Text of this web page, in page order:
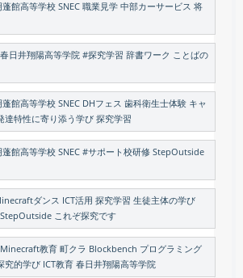
館高等学校 SNEC 職業見学 中部カーサービス 将
日井翔陽高等学院 #探究学習 辞書ワーク ことばの
館高等学校 SNEC DHフェス 歯科衛生士体験 キャ
達特性に寄り添う学び 探究学習
館高等学校 SNEC #サポート校研修 StepOutside
ダンス ICT活用 探究学習 生徒主体の学び
これぞ探究です
教育 町クラ Blockbench プログラミング
究的学び ICT教育 春日井翔陽高等学院